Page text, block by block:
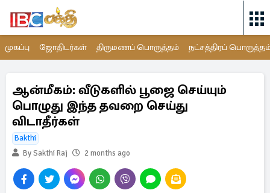
முகப்பு ஜோதிடர்கள் திருமணப் பொருத்தம் நட்சத்திரப்
ஆன்மீகம்: வீடுகளில் பூஜை செய்யும்
பொழுது இந்த தவறை செய்து
விடாதீர்கள்
Bakthi
By Sakthi Raj
2 months ago